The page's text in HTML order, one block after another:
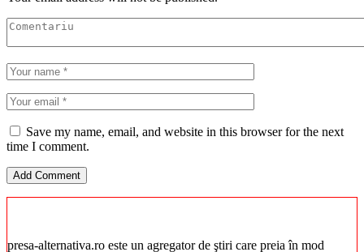
Save my name, email, and website in this browser for the next
time I comment.
presa-alternativa.ro este un agregator de ştiri care preia în mod